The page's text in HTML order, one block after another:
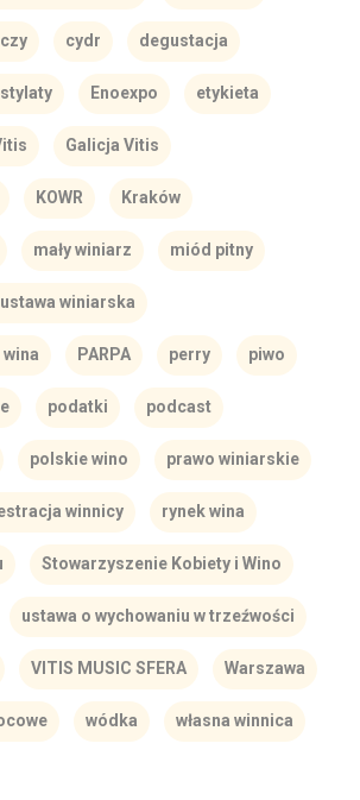
cydr degustacja
Enoexpo etykieta
Galicja Vitis
KOWR Kraków
mały winiarz miód pitny
winiarska
PARPA perry piwo
podatki podcast
polskie wino prawo winiarskie
winnicy rynek wina
Stowarzyszenie Kobiety i Wino
ustawa o wychowaniu w trzeźwości
VITIS MUSIC SFERA Warszawa
wódka własna winnica